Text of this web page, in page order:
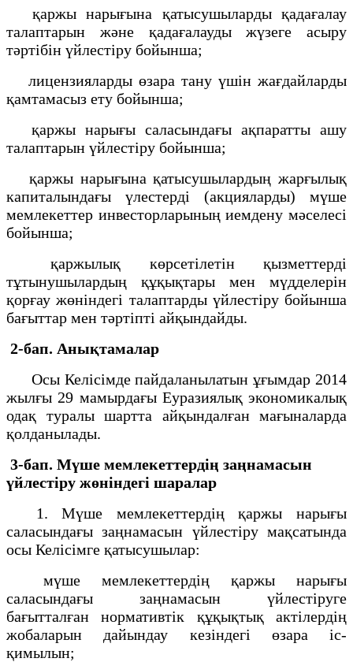
қаржы нарығына қатысушыларды қадағалау
талаптарын және қадағалауды жүзеге асыру
тәртібін үйлестіру бойынша;
лицензияларды өзара тану үшін жағдайларды
қамтамасыз ету бойынша;
қаржы нарығы саласындағы ақпаратты ашу
талаптарын үйлестіру бойынша;
қаржы нарығына қатысушылардың жарғылық
капиталындағы үлестерді (акцияларды) мүше
мемлекеттер инвесторларының иемдену мәселесі
бойынша;
қаржылық көрсетілетін қызметтерді
тұтынушылардың құқықтары мен мүдделерін
қорғау жөніндегі талаптарды үйлестіру бойынша
бағыттар мен тәртіпті айқындайды.
2-бап. Анықтамалар
Осы Келісімде пайдаланылатын ұғымдар 2014
жылғы 29 мамырдағы Еуразиялық экономикалық
одақ туралы шартта айқындалған мағыналарда
қолданылады.
3-бап. Мүше мемлекеттердің заңнамасын
үйлестіру жөніндегі шаралар
1. Мүше мемлекеттердің қаржы нарығы
саласындағы заңнамасын үйлестіру мақсатында
осы Келісімге қатысушылар:
мүше мемлекеттердің қаржы нарығы
саласындағы заңнамасын үйлестіруге
бағытталған нормативтік құқықтық актілердің
жобаларын дайындау кезіндегі өзара іс-
қимылын;